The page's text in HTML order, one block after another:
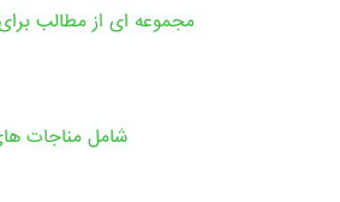
مجموعه ای از مطالب
شامل مناجات